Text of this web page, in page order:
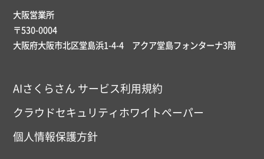
大阪営業所
〒530-0004
大阪府大阪市北区堂島浜1-4-4 アクア堂島フォンターナ3階
AIさくらさん サービス利用規約
クラウドセキュリティホワイトペーパー
個人情報保護方針